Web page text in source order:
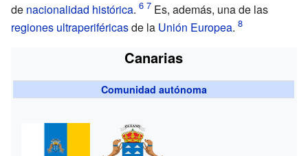
de nacionalidad histórica.
Es, además, una de las
regiones ultraperiféricasde la Unión Europea.
Canarias
Comunidad autónoma